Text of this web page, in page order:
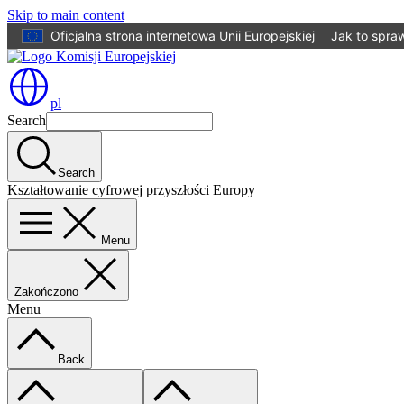
Skip to main content
Oficjalna strona internetowa Unii Europejskiej
Jak to
pl
Search
Search
Kształtowanie cyfrowej przyszłości Europy
Menu
Zakończono
Menu
Back